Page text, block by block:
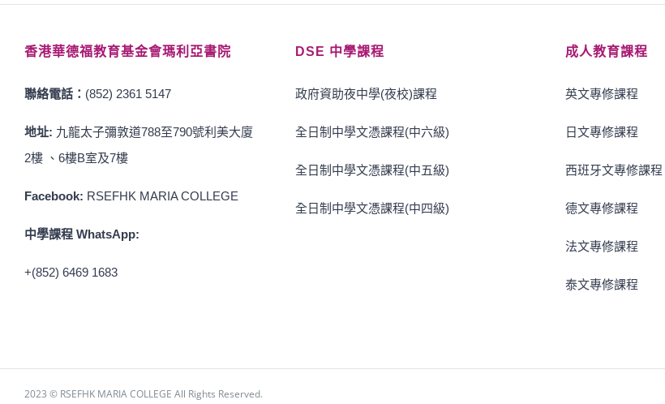
香港華德福教育基金會瑪利亞書院
聯絡電話： (852) 2361 5147
地址: 九龍太子彌敦道788至790號利美大廈
2樓 、6樓B室及7樓
Facebook: RSEFHK MARIA COLLEGE
中學課程 WhatsApp:
+(852) 6469 1683
DSE 中學課程
政府資助夜中學(夜校)課程
全日制中學文憑課程(中六級)
全日制中學文憑課程(中五級)
全日制中學文憑課程(中四級)
成人教育課程
英文專修課程
日文專修課程
西班牙文專修課程
德文專修課程
法文專修課程
泰文專修課程
2023 © RSEFHK MARIA COLLEGE All Rights Reserved.